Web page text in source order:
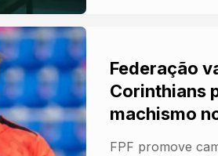
Federação
Corinthians
machismo
FPF promove